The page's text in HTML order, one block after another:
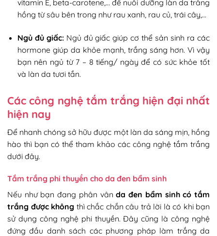
vitamin E, beta-carotene,… để nuôi dưỡng làn da trắng
hồng từ sâu bên trong như rau xanh, rau củ, trái cây,…
Ngủ đủ giấc:Ngủ đủ giấc giúp cơ thể sản sinh ra các
hormone giúp da khỏe mạnh, trắng sáng hơn. Vì vậy
bạn nên ngủ từ 7 – 8 tiếng/ ngày để có sức khỏe tốt
và làn da tươi tắn.
Các công nghệ tắm trắng hiện đại nhất
hiện nay
Để nhanh chóng sở hữu được một làn da sáng mịn, hồng
hào thì bạn có thể tham khảo các công nghệ tắm trắng
dưới đây.
Tắm trắng phi thuyền cho da đen bẩm sinh
Nếu như bạn đang phân vânda đen bẩm sinh có tắm
trắng được không thì chắc chắn câu trả lời là có khi bạn
sử dụng công nghệ phi thuyền. Đây cũng là công nghệ
đứng đầu danh sách các phương pháp làm trắng da